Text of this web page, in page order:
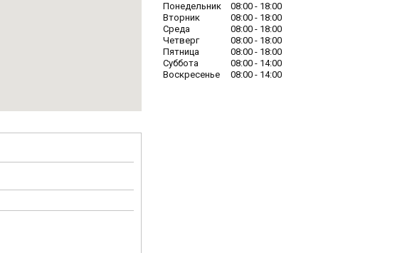
Понедельник 08:00
18:00
Вторник
08:00
18:00
Среда
08:00
18:00
Четверг
08:00
18:00
Пятница
08:00
18:00
Суббота
08:00
14:00
Воскресенье
08:00 14:00